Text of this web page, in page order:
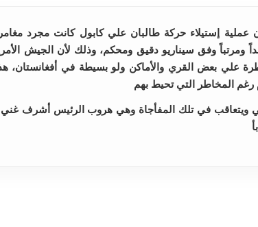
إستيلاء حركة طالبان علي كابول كانت مجرد
ومرتباً وفق سيناريو دقيق ومحكم، وذلك لأن الجيش
علي بعض القري والأماكن ولو بسيطة في أفغانستان،
رغم المخاطر التي تحيط بهم
ويتعاقب في تلك المفأجاة وهي هروب الرئيس أشرف